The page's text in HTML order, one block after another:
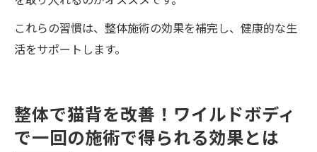
これらの習慣は、整体施術の効果を補完し、健康的な生
活をサポートします。
整体で猫背を改善！ワイルドボディ
で一回の施術で得られる効果とは